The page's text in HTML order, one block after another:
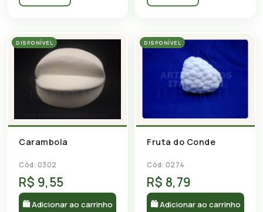
DISPONÍVEL
Carambola
Cód: 0302
R$ 9,55
🛍 Adicionar ao carrinho
DISPONÍVEL
Fruta do Conde
Cód: 0274
R$ 8,79
🛍 Adicionar ao carrinho